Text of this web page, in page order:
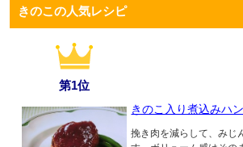
きのこの人気レシピ
第1位
きのこ入り煮込みハ
挽き肉を減らして、みじ